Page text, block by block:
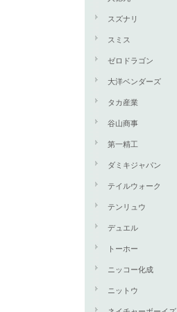
スズナリ
スミス
ゼロドラゴン
大洋ベンダーズ
タカ産業
谷山商事
第一精工
ダミキジャパン
テイルウォーク
テンリュウ
デュエル
トーホー
ニッコー化成
ニットウ